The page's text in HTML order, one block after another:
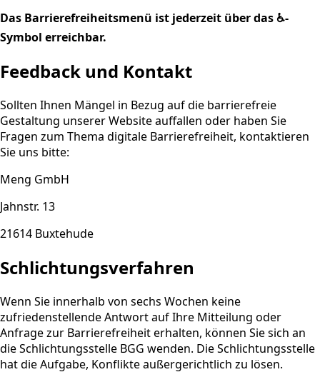
Das Barrierefreiheitsmenü ist jederzeit über das ♿-
Symbol erreichbar.
Feedback und Kontakt
Sollten Ihnen Mängel in Bezug auf die barrierefreie
Gestaltung unserer Website auffallen oder haben Sie
Fragen zum Thema digitale Barrierefreiheit, kontaktieren
Sie uns bitte:
Meng GmbH
Jahnstr. 13
21614 Buxtehude
Schlichtungsverfahren
Wenn Sie innerhalb von sechs Wochen keine
zufriedenstellende Antwort auf Ihre Mitteilung oder
Anfrage zur Barrierefreiheit erhalten, können Sie sich an
die Schlichtungsstelle BGG wenden. Die Schlichtungsstelle
hat die Aufgabe, Konflikte außergerichtlich zu lösen.